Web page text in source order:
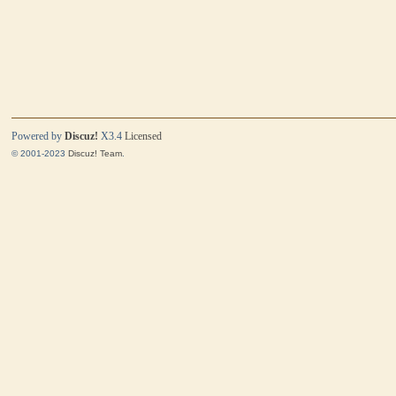
Powered byDiscuz! X3.4 Licensed
© 2001-2023Discuz! Team